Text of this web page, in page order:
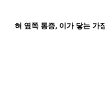
혀 옆쪽 통증, 이가 닿는 가